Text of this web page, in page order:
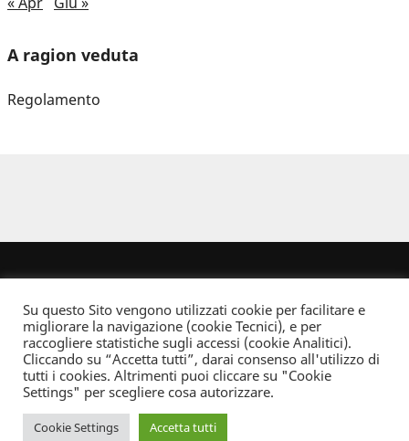
A ragion veduta
Regolamento
Dove non indicato altrimenti quest’opera è distribuita con Licenza
Creative Commons Attribuzione - Non commerciale - Non opere derivate 2.5 Italia
Informativa sulla privacy
Su questo Sito vengono utilizzati cookie per facilitare e
migliorare la navigazione (cookie Tecnici), e per
raccogliere statistiche sugli accessi (cookie Analitici).
Cliccando su “Accetta tutti”, darai consenso all'utilizzo di
tutti i cookies. Altrimenti puoi cliccare su "Cookie
Settings" per scegliere cosa autorizzare.
Cookie Settings Accetta tutti